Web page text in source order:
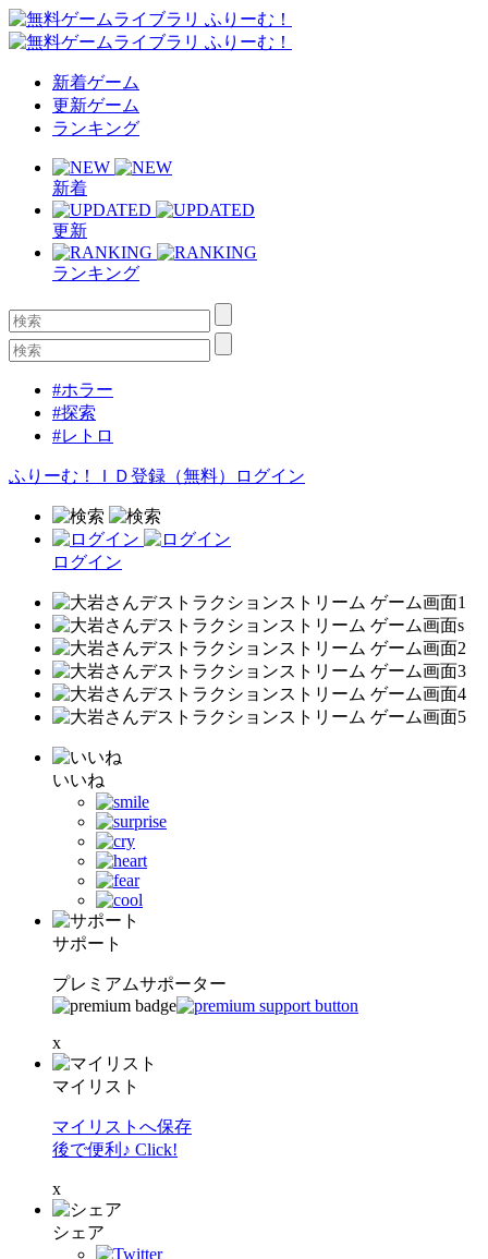
新着ゲーム
更新ゲーム
ランキング
新着
更新
ランキング
#ホラー
#探索
#レトロ
ふりーむ！ＩＤ登録（無料） ログイン
ログイン
いいね
サポート
プレミアムサポーター
x
マイリスト
マイリストへ保存
後で便利♪ Click!
x
シェア